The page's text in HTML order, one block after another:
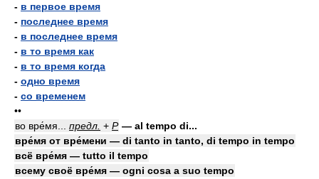
- в первое время
- последнее время
- в последнее время
- в то время как
- в то время когда
- одно время
- со временем
••
во вре́мя... предл. + Р — al tempo di...
вре́мя от вре́мени — di tanto in tanto, di tempo in tempo
всё вре́мя — tutto il tempo
всему своё вре́мя — ogni cosa a suo tempo